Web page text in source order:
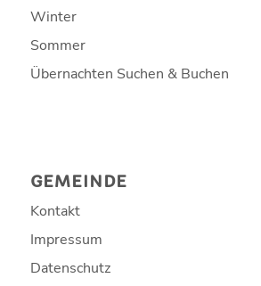
Winter
Sommer
Übernachten Suchen & Buchen
GEMEINDE
Kontakt
Impressum
Datenschutz